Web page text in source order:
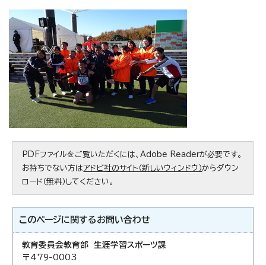
PDFファイルをご覧いただくには、Adobe Readerが必要です。
お持ちでない方はアドビ社のサイト（新しいウィンドウ）からダウン
ロード（無料）してください。
このページに関する お問い合わせ
教育委員会教育部 生涯学習スポーツ課
〒479-0003